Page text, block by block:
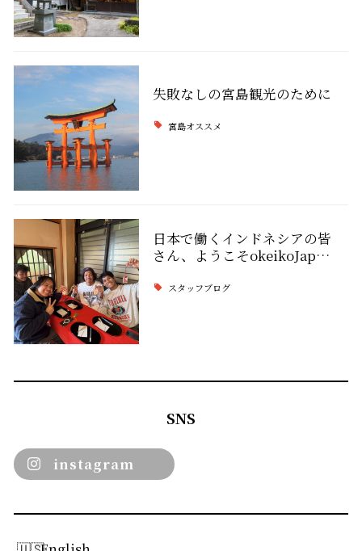
失敗なしの宮島観光のために
宮島オススメ
日本で働くインドネシアの皆
さん、ようこそokeikoJap…
スタッフブログ
SNS
instagram